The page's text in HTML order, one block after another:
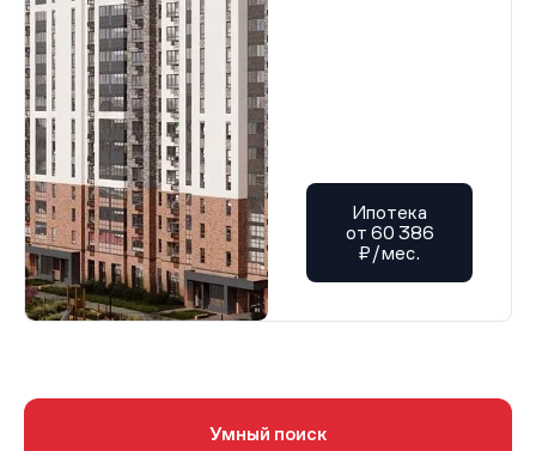
Ипотека
от 60 386
₽/мес.
Умный поиск